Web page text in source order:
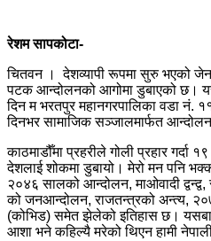
रेशम सापकोटा-
चितवन । देशव्यापी रूपमा सुरु भएको
पटक आन्दोलनको आगोमा डुबाएको छ।
दिन म भरतपुर महानगरपालिका वडा नं.
दिनभर सामाजिक सञ्जालमार्फत
काठमाडौँमा प्रहरीले गोली प्रहार
देशलाई शोकमा डुबायो। मेरो मन पनि
२०४६ सालको आन्दोलन, माओवादी
को जनआन्दोलन, राजतन्त्रको अन्त्य,
(कोभिड) समेत झेलेको इतिहास छ।
आशा भने कहिल्यै मरेको थिएन हामी